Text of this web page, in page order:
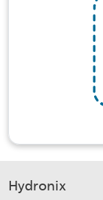
Hydronix